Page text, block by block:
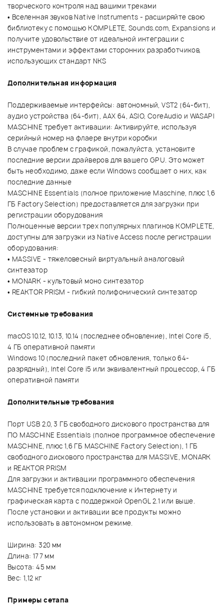
творческого контроля над вашими треками
• Вселенная звуков Native Instruments - расширяйте свою
библиотеку с помощью KOMPLETE, Sounds.com, Expansions и
получите удовольствие от идеальной интеграции с
инструментами и эффектами сторонних разработчиков,
использующих стандарт NKS
Дополнительная информация
Поддерживаемые интерфейсы: автономный, VST2 (64-бит),
аудио устройства (64-бит), AAX 64, ASIO, CoreAudio и WASAPI
MASCHINE требует активации: Активируйте, используя
серийный номер на флаере внутри коробки
В случае проблем с графикой, пожалуйста, установите
последние версии драйверов для вашего GPU. Это может
быть необходимо, даже если Windows сообщает о них, как
последние данные
MASCHINE Essentials (полное приложение Maschine, плюс 1,6
ГБ Factory Selection) предоставляется для загрузки при
регистрации оборудования
Полноценные версии трех популярных плагинов KOMPLETE,
доступны для загрузки из Native Access после регистрации
оборудования:
• MASSIVE - тяжеловесный виртуальный аналоговый
синтезатор
• MONARK - культовый моно синтезатор
• REAKTOR PRISM - гибкий полифонический синтезатор
Системные требования
macOS 10.12, 10.13, 10.14 (последнее обновление), Intel Core i5,
4 ГБ оперативной памяти
Windows 10 (последний пакет обновления, только 64-
разрядный), Intel Core i5 или эквивалентный процессор, 4 ГБ
оперативной памяти
Дополнительные требования
Порт USB 2.0, 3 ГБ свободного дискового пространства для
ПО MASCHINE Essentials (полное программное обеспечение
MASCHINE, плюс 1,6 ГБ MASCHINE Factory Selection), 1 ГБ
свободного дискового пространства для MASSIVE, MONARK
и REAKTOR PRISM
Для загрузки и активации программного обеспечения
MASCHINE требуется подключение к Интернету и
графическая карта с поддержкой OpenGL 2.1 или выше.
После установки и активации все продукты можно
использовать в автономном режиме.
Ширина: 320 мм
Длина: 177 мм
Высота: 45 мм
Вес: 1,12 кг
Примеры сетапа